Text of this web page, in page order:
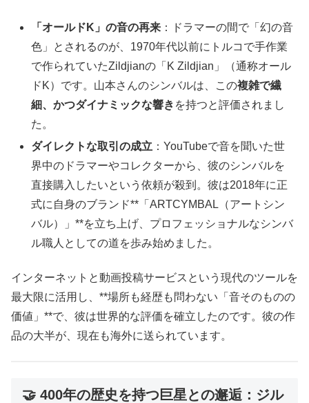
「オールド K 」の音の再来 ：ドラマーの間で「幻の音
色」とされるのが、1970年代以前にトルコで手作業
で作られていたZildjianの「K Zildjian」（通称オール
ドK）です。山本さんのシンバルは、この複雑で繊
細、かつダイナミックな響き を持つと評価されまし
た。
ダイレクトな取引の成立 ：YouTubeで音を聞いた世
界中のドラマーやコレクターから、彼のシンバルを
直接購入したいという依頼が殺到。彼は2018年に正
式に自身のブランド**「ARTCYMBAL（アートシン
バル）」**を立ち上げ、プロフェッショナルなシンバ
ル職人としての道を歩み始めました。
インターネットと動画投稿サービスという現代のツールを
最大限に活用し、**場所も経歴も問わない「音そのものの
価値」**で、彼は世界的な評価を確立したのです。彼の作
品の大半が、現在も海外に送られています。
🤝 400年の歴史を持つ巨星との邂逅：ジル